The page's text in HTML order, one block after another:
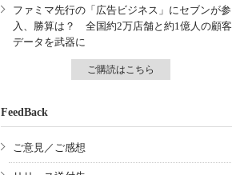
ファミマ先行の「広告ビジネス」にセブンが参
入、勝算は？ 全国約2万店舗と約1億人の顧客
データを武器に
ご購読はこちら
FeedBack
ご意見／ご感想